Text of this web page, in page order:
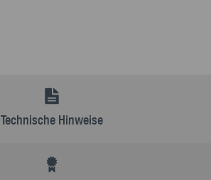
Technische Hinweise